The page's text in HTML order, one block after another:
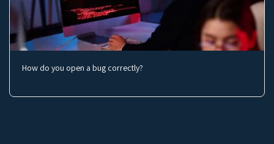
How do you open a bug correctly?